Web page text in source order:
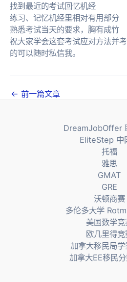
找到最近的考试回忆机经
练习、记忆机经里相对有用部分
熟悉考试当天的要求，胸有成竹
祝大家学会这套考试应对方法并
的可以随时私信我。
文
← 前一篇文章
DreamJobOffer
EliteStep 中
托福
雅思
GMAT
GRE
沃顿商赛
多伦多大学
美国数学竞
欧几里得竞
加拿大移民局
加拿大EE移民